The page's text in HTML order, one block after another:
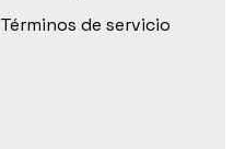
Términos de servicio